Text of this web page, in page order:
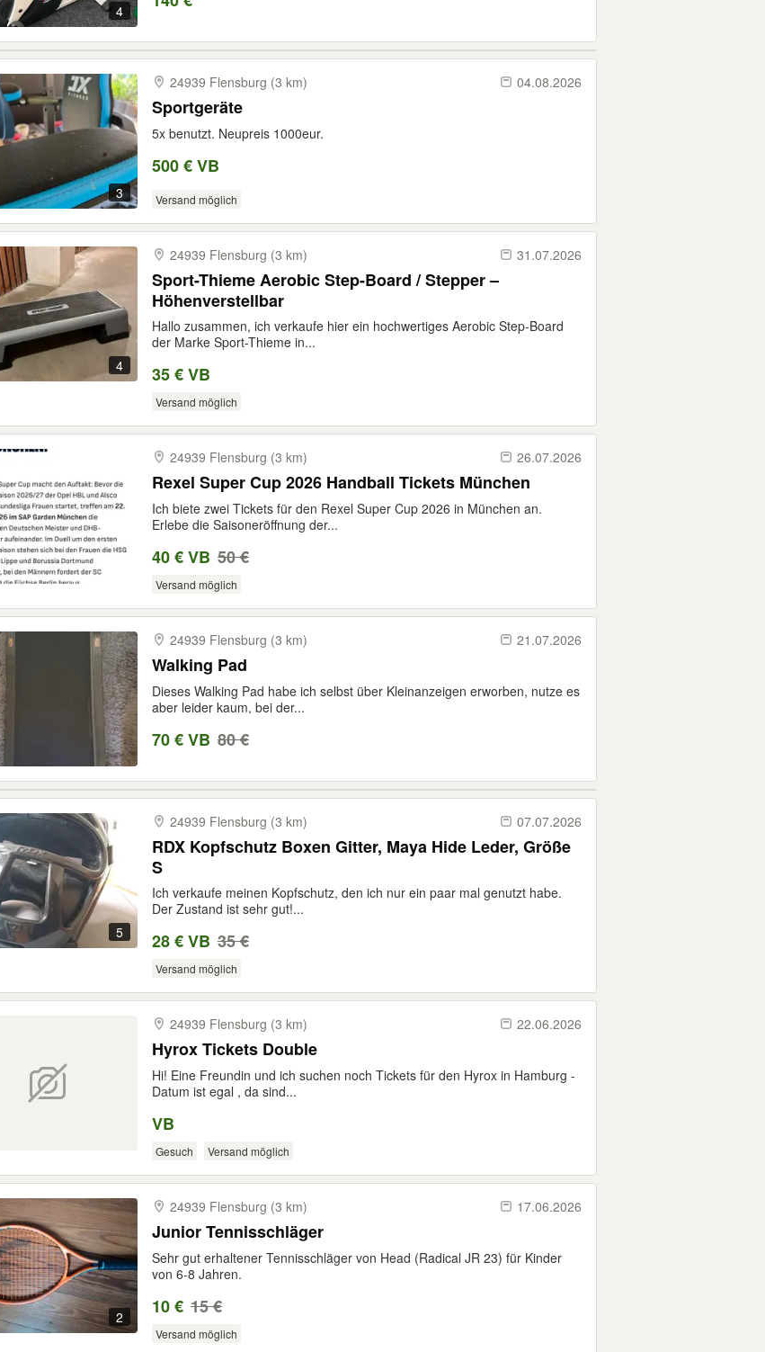
4
3
24939 Flensburg (3 km) 04.08.2026
Sportgeräte
5x benutzt. Neupreis 1000eur.
500 € VB
Versand möglich
4
24939 Flensburg (3 km) 31.07.2026
Sport-Thieme Aerobic Step-Board / Stepper –
Höhenverstellbar
Hallo zusammen, ich verkaufe hier ein hochwertiges Aerobic Step-Board
der Marke Sport-Thieme in...
35 € VB
Versand möglich
24939 Flensburg (3 km) 26.07.2026
Rexel Super Cup 2026 Handball Tickets München
Ich biete zwei Tickets für den Rexel Super Cup 2026 in München an.
Erlebe die Saisoneröffnung der...
40 € VB 50 €
Versand möglich
24939 Flensburg (3 km) 21.07.2026
Walking Pad
Dieses Walking Pad habe ich selbst über Kleinanzeigen erworben, nutze es
aber leider kaum, bei der...
70 € VB 80 €
5
24939 Flensburg (3 km) 07.07.2026
RDX Kopfschutz Boxen Gitter, Maya Hide Leder, Größe
S
Ich verkaufe meinen Kopfschutz, den ich nur ein paar mal genutzt habe.
Der Zustand ist sehr gut!...
28 € VB 35 €
Versand möglich
24939 Flensburg (3 km) 22.06.2026
Hyrox Tickets Double
Hi! Eine Freundin und ich suchen noch Tickets für den Hyrox in Hamburg -
Datum ist egal , da sind...
VB
Gesuch Versand möglich
2
24939 Flensburg (3 km) 17.06.2026
Junior Tennisschläger
Sehr gut erhaltener Tennisschläger von Head (Radical JR 23) für Kinder
von 6-8 Jahren.
10 € 15 €
Versand möglich